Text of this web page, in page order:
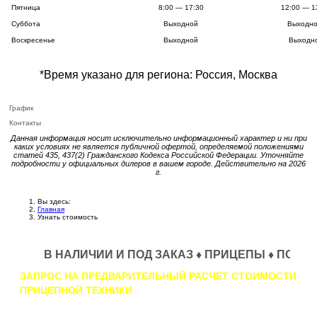
Пятница 8:00 — 17:30 12:00 —
Суббота Выходной
Воскресенье Выходной
*Время указано для региона: Россия, Москва
График
Контакты
Данная информация носит исключительно информационный характер и ни при
каких условиях не является публичной офертой, определяемой положениями
статей 435, 437(2) Гражданского Кодекса Российской Федерации. Уточняйте
подробности у официальных дилеров в вашем городе. Действительно на 2026
г.
Вы здесь:
Главная
Узнать стоимость
В НАЛИЧИИ И ПОД ЗАКАЗ ♦ ПРИЦЕПЫ ♦
ЗАПРОС НА ПРЕДВАРИТЕЛЬНЫЙ РАСЧЕТ СТОИМОСТИ
ПРИЦЕПНОЙ ТЕХНИКИ